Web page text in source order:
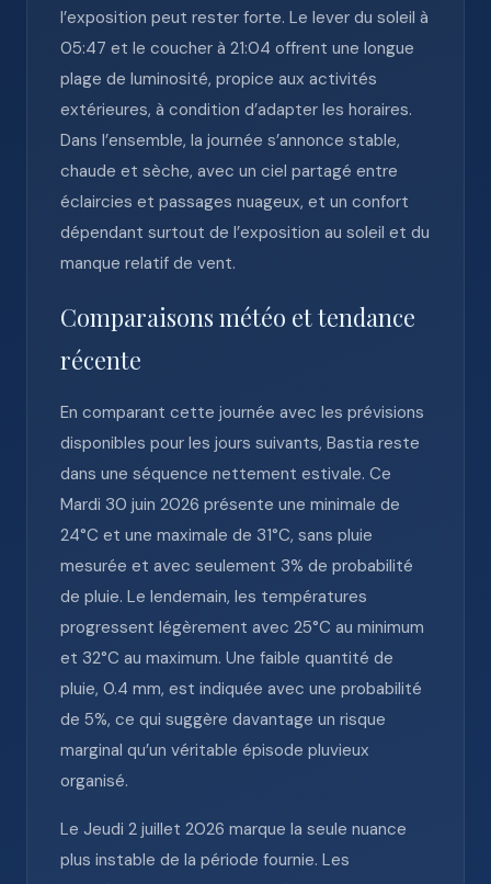
l’exposition peut rester forte. Le lever du soleil à
05:47 et le coucher à 21:04 offrent une longue
plage de luminosité, propice aux activités
extérieures, à condition d’adapter les horaires.
Dans l’ensemble, la journée s’annonce stable,
chaude et sèche, avec un ciel partagé entre
éclaircies et passages nuageux, et un confort
dépendant surtout de l’exposition au soleil et du
manque relatif de vent.
Comparaisons météo et tendance
récente
En comparant cette journée avec les prévisions
disponibles pour les jours suivants, Bastia reste
dans une séquence nettement estivale. Ce
Mardi 30 juin 2026 présente une minimale de
24°C et une maximale de 31°C, sans pluie
mesurée et avec seulement 3% de probabilité
de pluie. Le lendemain, les températures
progressent légèrement avec 25°C au minimum
et 32°C au maximum. Une faible quantité de
pluie, 0.4 mm, est indiquée avec une probabilité
de 5%, ce qui suggère davantage un risque
marginal qu’un véritable épisode pluvieux
organisé.
Le Jeudi 2 juillet 2026 marque la seule nuance
plus instable de la période fournie. Les